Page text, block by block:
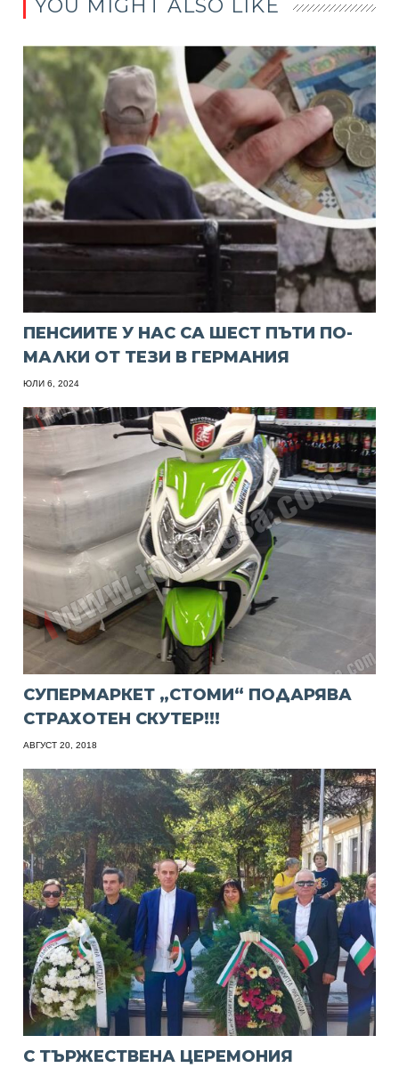
YOU MIGHT ALSO LIKE
ПЕНСИИТЕ У НАС СА ШЕСТ ПЪТИ ПО-
МАЛКИ ОТ ТЕЗИ В ГЕРМАНИЯ
ЮЛИ 6, 2024
СУПЕРМАРКЕТ „СТОМИ“ ПОДАРЯВА
СТРАХОТЕН СКУТЕР!!!
АВГУСТ 20, 2018
С ТЪРЖЕСТВЕНА ЦЕРЕМОНИЯ